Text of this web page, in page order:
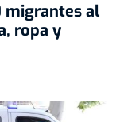
migrantes al
ropa y